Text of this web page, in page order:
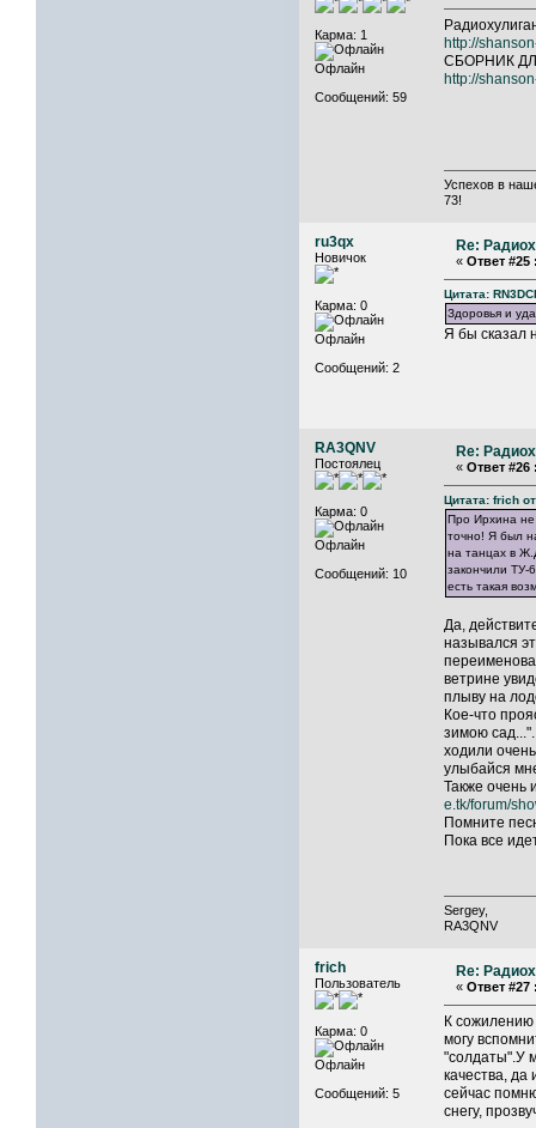
Карма: 1
Офлайн
Сообщений: 59
http://
СБОРНИК
http://
Успехов в
73!
ru3qx
Новичок
Карма: 0
Офлайн
Сообщений: 2
Re:
« Ответ #25
Цитата:
Здоровья и
Я бы сказал
RA3QNV
Постоялец
Карма: 0
Офлайн
Сообщений: 10
Re:
« Ответ #26
Цитата: frich
Про Ирхина не
точно! Я был
на танцах в
закончили ТУ-
есть такая
Да,
назывался
ветрине
плыву на
Кое-что
зимою
ходили
улыбайся
Также очень
e.tk/forum/
Помните
Пока все
Sergey,
RA3QNV
frich
Пользователь
Карма: 0
Офлайн
Сообщений: 5
Re:
« Ответ #27
К
могу
"солдаты".У
качества,
сейчас
снегу,